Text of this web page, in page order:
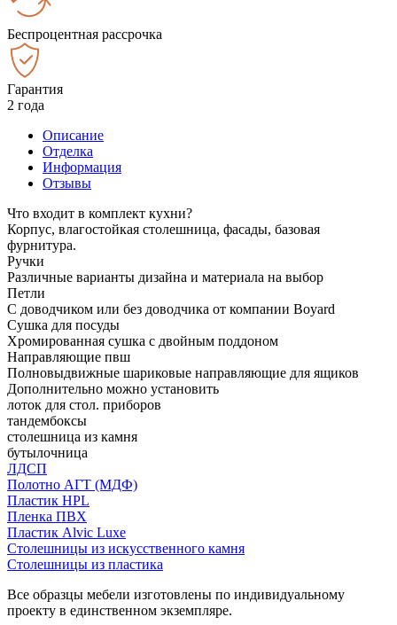
Беспроцентная рассрочка
Гарантия
2 года
Описание
Отделка
Информация
Отзывы
Что входит в комплект кухни?
Корпус, влагостойкая столешница, фасады, базовая
фурнитура.
Ручки
Различные варианты дизайна и материала на выбор
Петли
С доводчиком или без доводчика от компании Boyard
Сушка для посуды
Хромированная сушка с двойным поддоном
Направляющие пвш
Полновыдвижные шариковые направляющие для ящиков
Дополнительно можно установить
лоток для стол. приборов
тандембоксы
столешница из камня
бутылочница
ЛДСП
Полотно АГТ (МДФ)
Пластик HPL
Пленка ПВХ
Пластик Alvic Luxe
Столешницы из искусственного камня
Столешницы из пластика
Все образцы мебели изготовлены по индивидуальному
проекту в единственном экземпляре.